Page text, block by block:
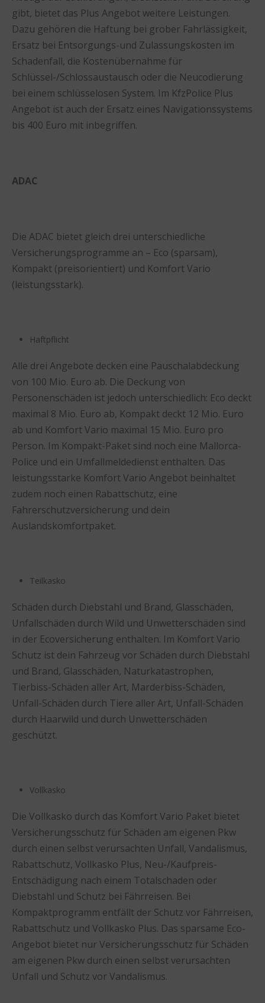
gibt, bietet das Plus Angebot weitere Leistungen.
Dazu gehören die Haftung bei grober Fahrlässigkeit,
Ersatz bei Entsorgungs-und Zulassungskosten im
Schadenfall, die Kostenübernahme für
Schlüssel-/Schlossaustausch oder die Neucodierung
bei einem schlüsselosen System. Im KfzPolice Plus
Angebot ist auch der Ersatz eines Navigationssystems
bis 400 Euro mit inbegriffen.
ADAC
Die ADAC bietet gleich drei unterschiedliche
Versicherungsprogramme an – Eco (sparsam),
Kompakt (preisorientiert) und Komfort Vario
(leistungsstark).
Haftpflicht
Alle drei Angebote decken eine Pauschalabdeckung
von 100 Mio. Euro ab. Die Deckung von
Personenschäden ist jedoch unterschiedlich: Eco deckt
maximal 8 Mio. Euro ab, Kompakt deckt 12 Mio. Euro
ab und Komfort Vario maximal 15 Mio. Euro pro
Person. Im Kompakt-Paket sind noch eine Mallorca-
Police und ein Umfallmeldedienst enthalten. Das
leistungsstarke Komfort Vario Angebot beinhaltet
zudem noch einen Rabattschutz, eine
Fahrerschutzversicherung und dein
Auslandskomfortpaket.
Teilkasko
Schäden durch Diebstahl und Brand, Glasschäden,
Unfallschäden durch Wild und Unwetterschäden sind
in der Ecoversicherung enthalten. Im Komfort Vario
Schutz ist dein Fahrzeug vor Schäden durch Diebstahl
und Brand, Glasschäden, Naturkatastrophen,
Tierbiss-Schäden aller Art, Marderbiss-Schäden,
Unfall-Schäden durch Tiere aller Art, Unfall-Schäden
durch Haarwild und durch Unwetterschäden
geschützt.
Vollkasko
Die Vollkasko durch das Komfort Vario Paket bietet
Versicherungsschutz für Schäden am eigenen Pkw
durch einen selbst verursachten Unfall, Vandalismus,
Rabattschutz, Vollkasko Plus, Neu-/Kaufpreis-
Entschädigung nach einem Totalschaden oder
Diebstahl und Schutz bei Fährreisen. Bei
Kompaktprogramm entfällt der Schutz vor Fährreisen,
Rabattschutz und Vollkasko Plus. Das sparsame Eco-
Angebot bietet nur Versicherungsschutz für Schäden
am eigenen Pkw durch einen selbst verursachten
Unfall und Schutz vor Vandalismus.